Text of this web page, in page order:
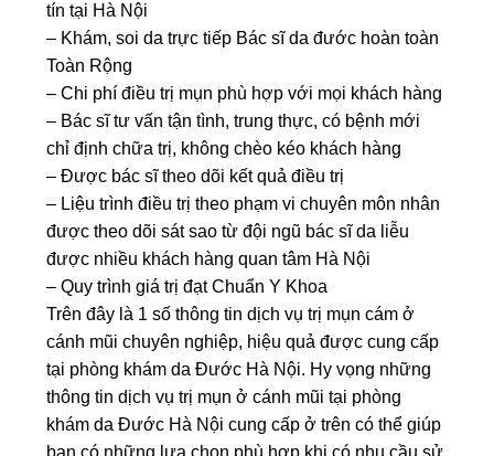
tín tại Hà Nội
– Khám, soi da trực tiếp Bác sĩ da đước hoàn toàn
Toàn Rộng
– Chi phí điều trị mụn phù hợp với mọi khách hàng
– Bác sĩ tư vấn tận tình, trung thực, có bệnh mới
chỉ định chữa trị, không chèo kéo khách hàng
– Được bác sĩ theo dõi kết quả điều trị
– Liệu trình điều trị theo phạm vi chuyên môn nhân
được theo dõi sát sao từ đội ngũ bác sĩ da liễu
được nhiều khách hàng quan tâm Hà Nội
– Quy trình giá trị đạt Chuẩn Y Khoa
Trên đây là 1 số thông tin dịch vụ trị mụn cám ở
cánh mũi chuyên nghiệp, hiệu quả được cung cấp
tại phòng khám da Đước Hà Nội. Hy vọng những
thông tin dịch vụ trị mụn ở cánh mũi tại phòng
khám da Đước Hà Nội cung cấp ở trên có thể giúp
bạn có những lựa chọn phù hợp khi có nhu cầu sử